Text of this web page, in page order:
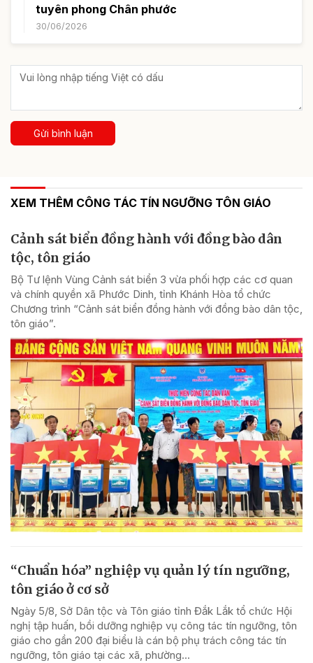
tuyên phong Chân phước
30/06/2026
Gửi bình luận
XEM THÊM CÔNG TÁC TÍN NGƯỠNG TÔN GIÁO
Cảnh sát biển đồng hành với đồng bào dân
tộc, tôn giáo
Bộ Tư lệnh Vùng Cảnh sát biển 3 vừa phối hợp các cơ quan
và chính quyền xã Phước Dinh, tỉnh Khánh Hòa tổ chức
Chương trình “Cảnh sát biển đồng hành với đồng bào dân tộc,
tôn giáo”.
“Chuẩn hóa” nghiệp vụ quản lý tín ngưỡng,
tôn giáo ở cơ sở
Ngày 5/8, Sở Dân tộc và Tôn giáo tỉnh Đắk Lắk tổ chức Hội
nghị tập huấn, bồi dưỡng nghiệp vụ công tác tín ngưỡng, tôn
giáo cho gần 200 đại biểu là cán bộ phụ trách công tác tín
ngưỡng, tôn giáo tại các xã, phường...